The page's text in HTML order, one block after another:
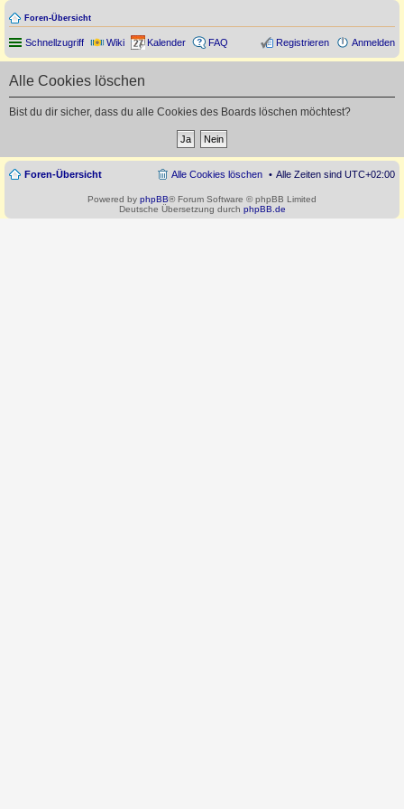
Foren-Übersicht
Schnellzugriff Wiki Kalender FAQ Anmelden
Registrieren
Alle Cookies löschen
Bist du dir sicher, dass du alle Cookies des Boards löschen möchtest?
Foren-Übersicht Alle Zeiten sind UTC+02:00
Alle Cookies löschen
Powered by phpBB® Forum Software © phpBB Limited
Deutsche Übersetzung durch phpBB.de